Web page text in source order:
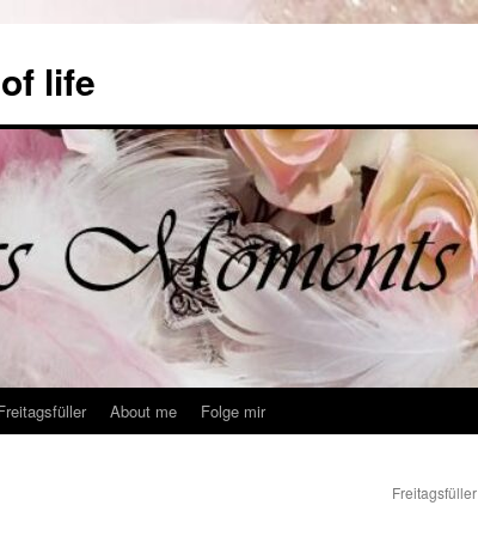
life
About me Folge mir
Freitagsfüller